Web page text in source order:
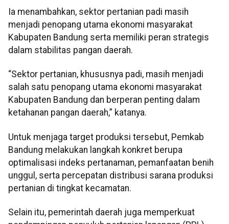
Ia menambahkan, sektor pertanian padi masih
menjadi penopang utama ekonomi masyarakat
Kabupaten Bandung serta memiliki peran strategis
dalam stabilitas pangan daerah.
“Sektor pertanian, khususnya padi, masih menjadi
salah satu penopang utama ekonomi masyarakat
Kabupaten Bandung dan berperan penting dalam
ketahanan pangan daerah,” katanya.
Untuk menjaga target produksi tersebut, Pemkab
Bandung melakukan langkah konkret berupa
optimalisasi indeks pertanaman, pemanfaatan benih
unggul, serta percepatan distribusi sarana produksi
pertanian di tingkat kecamatan.
Selain itu, pemerintah daerah juga memperkuat